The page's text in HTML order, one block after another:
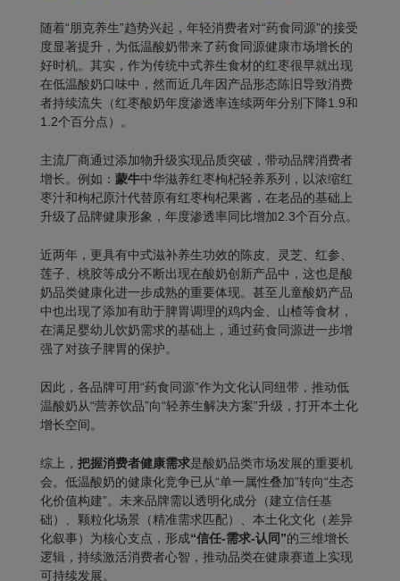
随着“朋克养生”趋势兴起，年轻消费者对“药食同源”的接受
度显著提升，为低温酸奶带来了药食同源健康市场增长的
好时机。其实，作为传统中式养生食材的红枣很早就出现
在低温酸奶口味中，然而近几年因产品形态陈旧导致消费
者持续流失（红枣酸奶年度渗透率连续两年分别下降1.9和
1.2个百分点）。
主流厂商通过添加物升级实现品质突破，带动品牌消费者
增长。例如： 蒙牛中华滋养红枣枸杞轻养系列，以浓缩红
枣汁和枸杞原汁代替原有红枣枸杞果酱，在老品的基础上
升级了品牌健康形象，年度渗透率同比增加2.3个百分点。
近两年，更具有中式滋补养生功效的陈皮、灵芝、红参、
莲子、桃胶等成分不断出现在酸奶创新产品中，这也是酸
奶品类健康化进一步成熟的重要体现。甚至儿童酸奶产品
中也出现了添加有助于脾胃调理的鸡内金、山楂等食材，
在满足婴幼儿饮奶需求的基础上，通过药食同源进一步增
强了对孩子脾胃的保护。
因此，各品牌可用“药食同源”作为文化认同纽带，推动低
温酸奶从“营养饮品”向“轻养生解决方案”升级，打开本土化
增长空间。
综上， 把握消费者健康需求是酸奶品类市场发展的重要机
会。低温酸奶的健康化竞争已从“单一属性叠加”转向“生态
化价值构建”。未来品牌需以透明化成分（建立信任基
础）、颗粒化场景（精准需求匹配）、本土化文化（差异
化叙事）为核心支点，形成“信任-需求-认同”的三维增长
逻辑，持续激活消费者心智，推动品类在健康赛道上实现
可持续发展。